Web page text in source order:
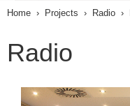
Home › Projects › Radio ›
Radio